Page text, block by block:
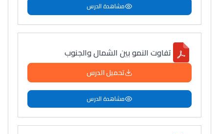
دليل المهن
ما يزيد عن 149 مهنة
دليل التوجيه
التوجيه بالثانوي و الإعدادي
مشاهدة الدرس
تفاوت النمو بين الشمال والجنوب
تحميل الدرس
مشاهدة الدرس